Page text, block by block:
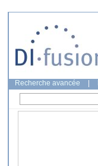
Recherche avancée